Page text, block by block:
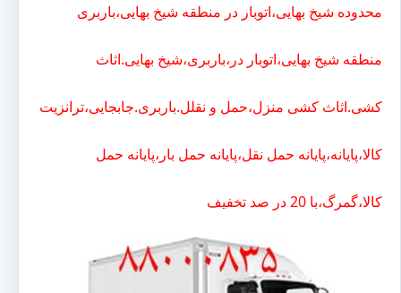
محدوده شیخ بهایی،اتوبار در منطقه شیخ بهایی،باربری
منطقه شیخ بهایی،اتوبار در،باربری،شیخ بهایی.اثاث
کشی.اثاث کشی منزل،حمل و نقلل.باربری.جابجایی،ترانزیت
کالا،پایانه،پایانه حمل نقل،پایانه حمل بار،پایانه حمل
کالا،گمرگ،با 20 در صد تخفیف